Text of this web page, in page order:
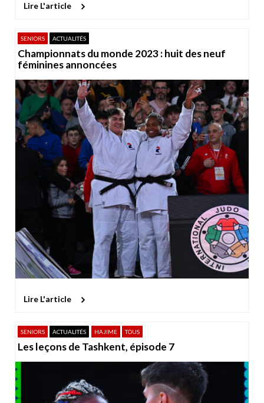
Lire L'article
SENIORS ACTUALITÉS
Championnats du monde 2023 : huit des neuf
féminines annoncées
Lire L'article
SENIORS ACTUALITÉS HAJIME TOUS
Les leçons de Tashkent, épisode 7